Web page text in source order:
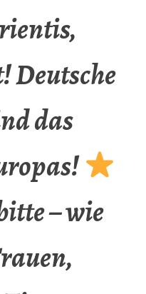
Deutsche
das
– wie